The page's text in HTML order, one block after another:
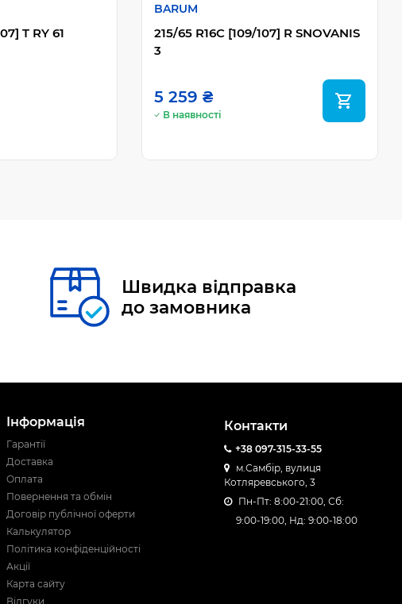
T RY 61
BARUM
215/65 R16C [109/107] R SNOVANIS
3
5 259 ₴
В наявності
Швидка відправка
до замовника
Інформація
Гарантії
Доставка
Оплата
Повернення та обмін
Договір публічної оферти
Калькулятор
Політика конфіденційності
Акції
Карта сайту
Відгуки
Контакти
+38 097-315-33-55
м.Самбір, вулиця
Котляревського, 3
Пн-Пт: 8:00-21:00, Сб:
9:00-19:00, Нд: 9:00-18:00